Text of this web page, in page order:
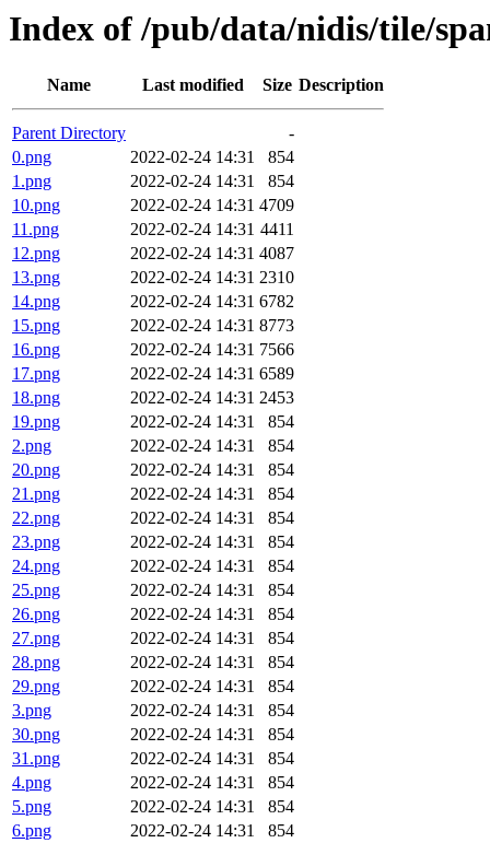
Index of /pub/data/nidis/tile/
Name Last modified Size Description
Parent Directory
-
0.png
2022-02-24 14:31
854
1.png
2022-02-24 14:31
854
10.png
2022-02-24 14:31 4709
11.png
2022-02-24 14:31 4411
12.png
2022-02-24 14:31 4087
13.png
2022-02-24 14:31 2310
14.png
2022-02-24 14:31 6782
15.png
2022-02-24 14:31 8773
16.png
2022-02-24 14:31 7566
17.png
2022-02-24 14:31 6589
18.png
2022-02-24 14:31 2453
19.png
2022-02-24 14:31
854
2.png
2022-02-24 14:31
854
20.png
2022-02-24 14:31
854
21.png
2022-02-24 14:31
854
22.png
2022-02-24 14:31
854
23.png
2022-02-24 14:31
854
24.png
2022-02-24 14:31
854
25.png
2022-02-24 14:31
854
26.png
2022-02-24 14:31
854
27.png
2022-02-24 14:31
854
28.png
2022-02-24 14:31
854
29.png
2022-02-24 14:31
854
3.png
2022-02-24 14:31
854
30.png
2022-02-24 14:31
854
31.png
2022-02-24 14:31
854
4.png
2022-02-24 14:31
854
5.png
2022-02-24 14:31
854
6.png
2022-02-24 14:31
854